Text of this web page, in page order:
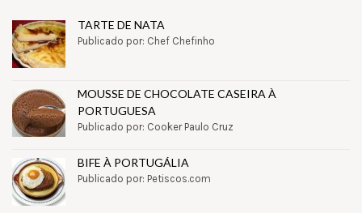
TARTE DE NATA
Publicado por: Chef Chefinho
MOUSSE DE CHOCOLATE CASEIRA À
PORTUGUESA
Publicado por: Cooker Paulo Cruz
BIFE À PORTUGÁLIA
Publicado por: Petiscos.com